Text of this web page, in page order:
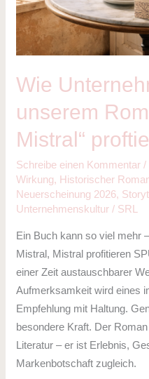
Wie
unserem
Mistral“
Schreibe einen Kommentar /
Wirkung, Historischer
Neuerscheinung 2026,
Unternehmenskultur / SRL
Ein Buch kann so viel mehr
Mistral, Mistral profitieren
einer Zeit austauschbarer
Aufmerksamkeit wird eines
Empfehlung mit Haltung.
besondere Kraft. Der
Literatur – er ist Erlebnis,
Markenbotschaft zugleich.